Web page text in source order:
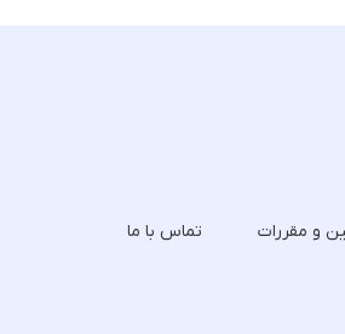
و مقررات تماس با ما